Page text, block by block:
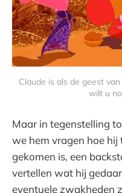
Claude is als de geest
wilt u
Maar in tegenstelling
we hem vragen hoe
gekomen is, een
vertellen wat hij
eventuele zwakheden